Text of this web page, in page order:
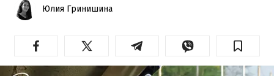
Юлия Гринишина